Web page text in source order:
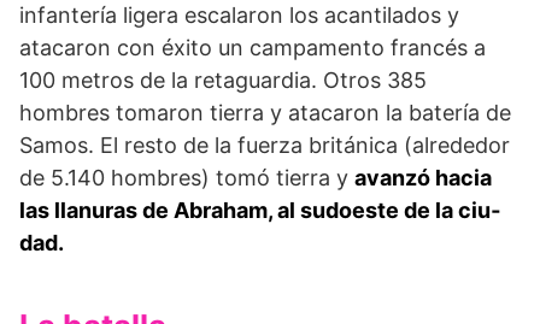
infan­tería ligera escalaron los acantilados y
atacaron con éxito un campamento francés a
100 metros de la re­taguardia. Otros 385
hombres tomaron tierra y ata­caron la batería de
Samos. El resto de la fuerza británica (alrededor
de 5.140 hombres) tomó tierra y avan­zó hacia
las llanuras de Abraham, al sudoeste de la ciu­
dad.